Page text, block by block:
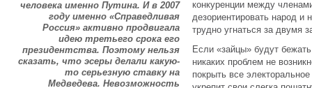
человека именно Путина. И в 2007
году именно «Справедливая
Россия» активно продвигала
идею третьего срока его
президентства. Поэтому нельзя
сказать, что эсеры делали какую-
то серьезную ставку на
Медведева. Невозможность
конкуренции между
дезориентировать народ и
трудно угнаться за двумя
Если «зайцы» будут
никаких проблем не
покрыть все